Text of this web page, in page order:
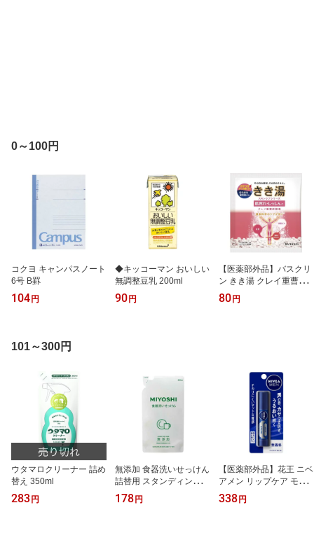
0～100円
コクヨ キャンパスノート
6号 B罫
104 円
◆キッコーマン おいしい
無調整豆乳 200ml
90 円
【医薬部外品】バスクリ
ン きき湯 クレイ重曹炭
酸湯 分包 30g
80 円
101～300円
ウタマロクリーナー 詰め
替え 350ml
283 円
無添加 食器洗いせっけん
詰替用 スタンディングタ
イプ 350ml
178 円
【医薬部外品】花王 ニベ
アメン リップケア モイ
スト 無香料 3.5g
338 円